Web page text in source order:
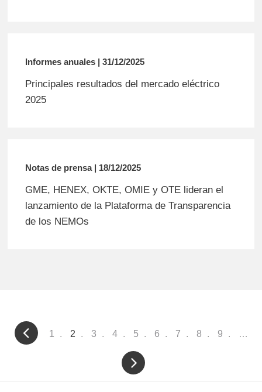
Informes anuales | 31/12/2025
Principales resultados del mercado eléctrico
2025
Notas de prensa | 18/12/2025
GME, HENEX, OKTE, OMIE y OTE lideran el
lanzamiento de la Plataforma de Transparencia
de los NEMOs
Page
1
Current
2 Page
3 Page
4 Page
5 Page
6 Page
7 Page
8 Page
9 …